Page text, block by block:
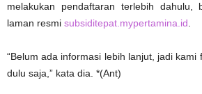
melakukan pendaftaran terlebih dahulu,
laman resmi subsiditepat.mypertamina.id
“Belum ada informasi lebih lanjut, jadi kami
dulu saja,” kata dia. *(Ant)